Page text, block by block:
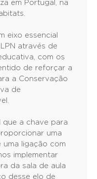
em Portugal, na
eixo essencial
através de
com os
de reforçar a
a Conservação
de
que a chave para
uma
ligação com
implementar
da sala de aula
desse elo de